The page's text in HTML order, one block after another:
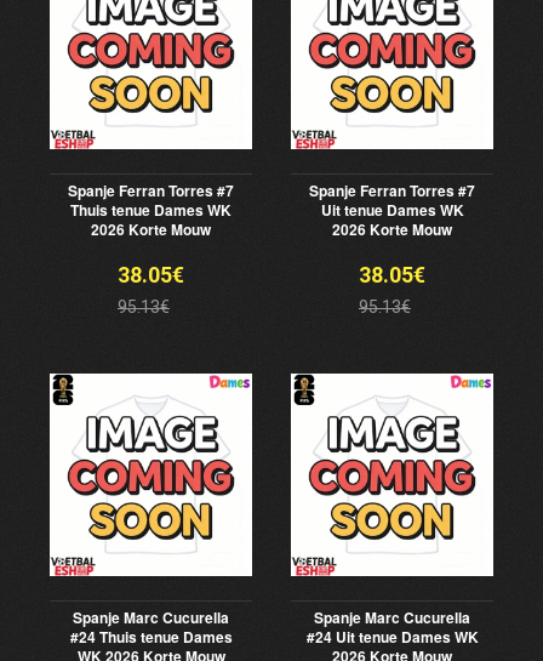
Spanje Ferran Torres #7
Thuis tenue Dames WK
2026 Korte Mouw
38.05€
95.13€
Spanje Ferran Torres #7
Uit tenue Dames WK
2026 Korte Mouw
38.05€
95.13€
Spanje Marc Cucurella
#24 Thuis tenue Dames
WK 2026 Korte Mouw
Spanje Marc Cucurella
#24 Uit tenue Dames WK
2026 Korte Mouw